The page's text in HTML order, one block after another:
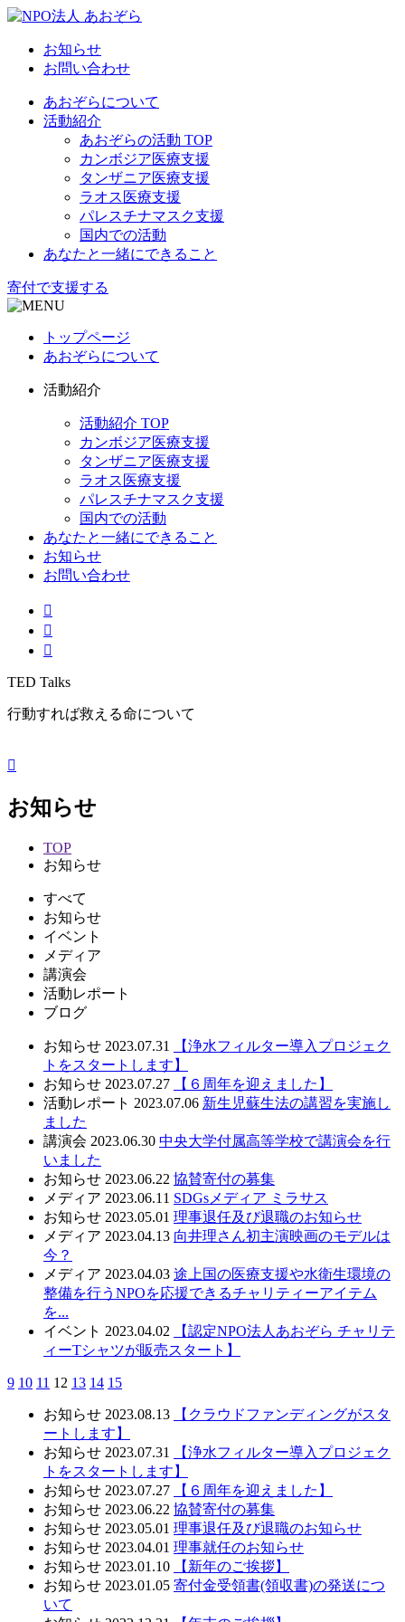
お知らせ
お問い合わせ
あおぞらについて
活動紹介
あおぞらの活動 TOP
カンボジア医療支援
タンザニア医療支援
ラオス医療支援
パレスチナマスク支援
国内での活動
あなたと一緒にできること
寄付で支援する
トップページ
あおぞらについて
活動紹介
活動紹介 TOP
カンボジア医療支援
タンザニア医療支援
ラオス医療支援
パレスチナマスク支援
国内での活動
あなたと一緒にできること
お知らせ
お問い合わせ
TED Talks
行動すれば救える命について
お知らせ
TOP
お知らせ
すべて
お知らせ
イベント
メディア
講演会
活動レポート
ブログ
お知らせ 2023.07.31
【浄水フィルター導入プロジェク
トをスタートします】
お知らせ 2023.07.27
【６周年を迎えました】
活動レポート 2023.07.06 新生児蘇生法の講習を実施し
ました
講演会 2023.06.30 中央大学付属高等学校で講演会を行
いました
お知らせ 2023.06.22 協賛寄付の募集
メディア 2023.06.11 SDGsメディア ミラサス
お知らせ 2023.05.01 理事退任及び退職のお知らせ
メディア 2023.04.13 向井理さん初主演映画のモデルは
今？
メディア 2023.04.03 途上国の医療支援や水衛生環境の
整備を行うNPOを応援できるチャリティーアイテム
を...
イベント 2023.04.02
【認定NPO法人あおぞら チャリテ
ィーTシャツが販売スタート】
9 10 11 12 13 14 15
お知らせ 2023.08.13
【クラウドファンディングがスタ
ートします】
お知らせ 2023.07.31
【浄水フィルター導入プロジェク
トをスタートします】
お知らせ 2023.07.27
【６周年を迎えました】
お知らせ 2023.06.22 協賛寄付の募集
お知らせ 2023.05.01 理事退任及び退職のお知らせ
お知らせ 2023.04.01 理事就任のお知らせ
お知らせ 2023.01.10
【新年のご挨拶】
お知らせ 2023.01.05 寄付金受領書(領収書)の発送につ
いて